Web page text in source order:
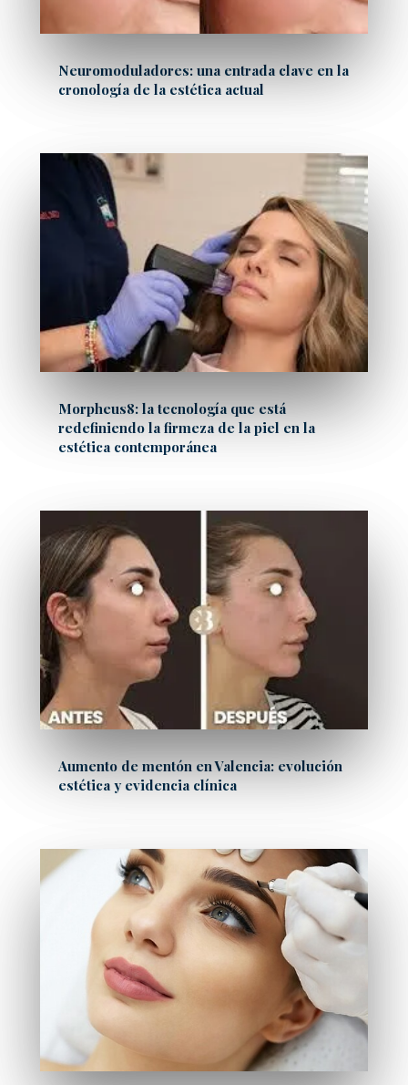
Neuromoduladores: una entrada clave en la
cronología de la estética actual
Morpheus8: la tecnología que está
redefiniendo la firmeza de la piel en la
estética contemporánea
Aumento de mentón en Valencia: evolución
estética y evidencia clínica